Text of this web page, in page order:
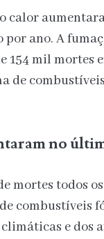
calor
por ano. A
154 mil mortes
de
no
mortes todos
combustíveis
e dos